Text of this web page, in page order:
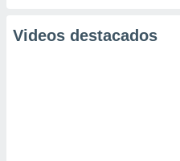
Videos destacados